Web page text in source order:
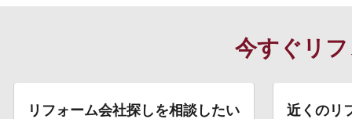
今すぐリ
リフォーム会社探しを相談したい 近くのリ